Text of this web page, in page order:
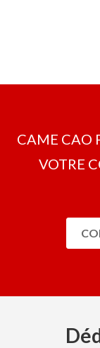
CAME CAO
VOTRE